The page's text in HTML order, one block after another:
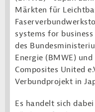
Märkten für
systems for
des
Energie (BMWE)
Composites United
Verbundprojekt in
Es handelt sich